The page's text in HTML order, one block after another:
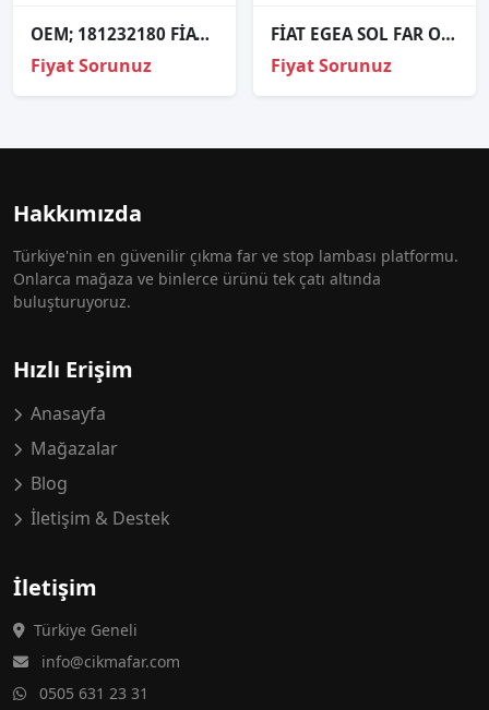
OEM; 181232180 FİAT TİPO ÇIKMA FAR YIKAMA KAPAĞI
Fiyat Sorunuz
FİAT EGEA SOL FAR ORJİNAL ÇIKMA PARÇA
Fiyat Sorunuz
Hakkımızda
Türkiye'nin en güvenilir çıkma far ve stop lambası platformu.
Onlarca mağaza ve binlerce ürünü tek çatı altında
buluşturuyoruz.
Hızlı Erişim
Anasayfa
Mağazalar
Blog
İletişim & Destek
İletişim
Türkiye Geneli
info@cikmafar.com
0505 631 23 31